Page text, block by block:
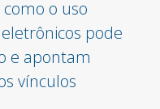
o uso
pode
e apontam
vínculos